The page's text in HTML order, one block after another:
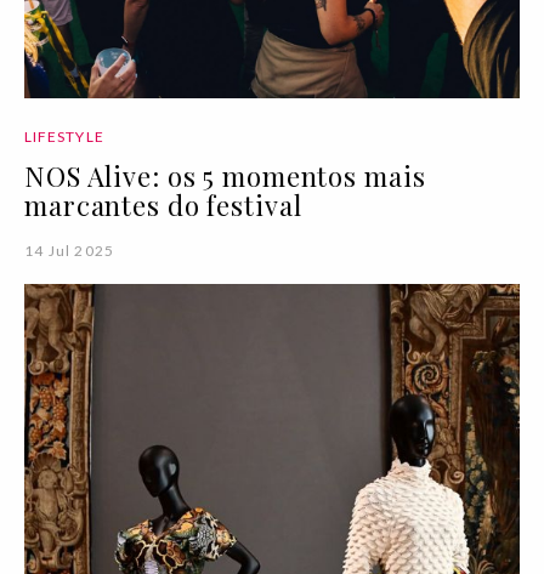
LIFESTYLE
NOS Alive: os 5 momentos mais
marcantes do festival
14 Jul 2025